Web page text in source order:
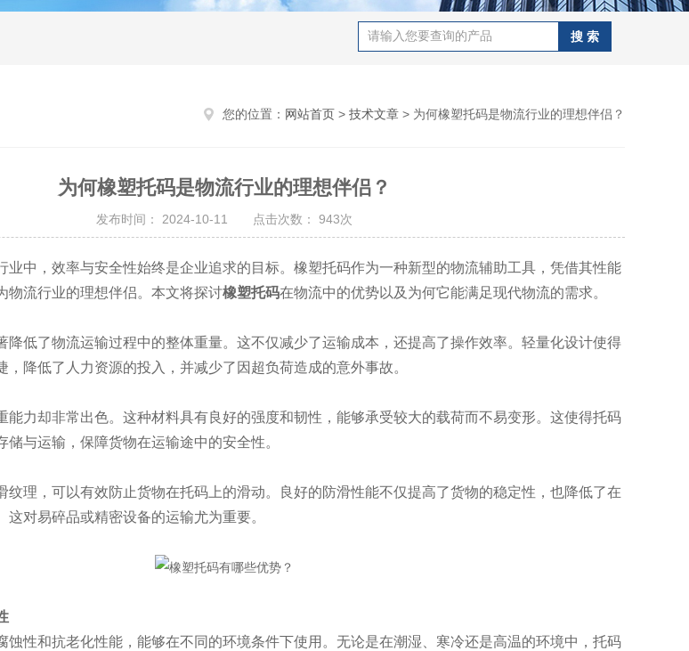
您的位置： 网站首页 > 技术文章 > 为何橡塑托码是物流行业的理想伴侣？
为何橡塑托码是物流行业的理想伴侣？
发布时间： 2024-10-11 点击次数： 943次
中，效率与安全性始终是企业追求的目标。橡塑托码作为一种新型的物流辅助工具，凭借其性能
物流行业的理想伴侣。本文将探讨橡塑托码在物流中的优势以及为何它能满足现代物流的需求。
低了物流运输过程中的整体重量。这不仅减少了运输成本，还提高了操作效率。轻量化设计使得
，降低了人力资源的投入，并减少了因超负荷造成的意外事故。
力却非常出色。这种材料具有良好的强度和韧性，能够承受较大的载荷而不易变形。这使得托码
与运输，保障货物在运输途中的安全性。
理，可以有效防止货物在托码上的滑动。良好的防滑性能不仅提高了货物的稳定性，也降低了在
对易碎品或精密设备的运输尤为重要。
性和抗老化性能，能够在不同的环境条件下使用。无论是在潮湿、寒冷还是高温的环境中，托码